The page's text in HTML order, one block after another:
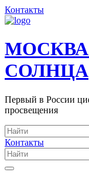
Контакты
МОСКВА
СОЛНЦА
Первый в России
просвещения
Контакты